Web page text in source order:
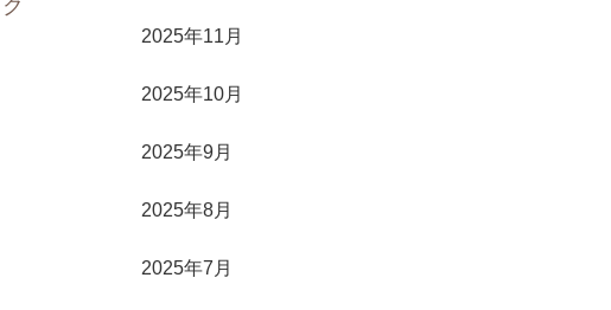
2025年11月
2025年10月
2025年9月
2025年8月
2025年7月